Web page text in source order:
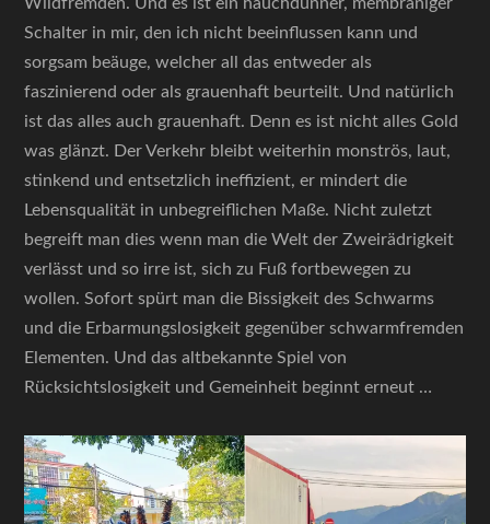
Wildfremden. Und es ist ein hauchdünner, membraniger
Schalter in mir, den ich nicht beeinflussen kann und
sorgsam beäuge, welcher all das entweder als
faszinierend oder als grauenhaft beurteilt. Und natürlich
ist das alles auch grauenhaft. Denn es ist nicht alles Gold
was glänzt. Der Verkehr bleibt weiterhin monströs, laut,
stinkend und entsetzlich ineffizient, er mindert die
Lebensqualität in unbegreiflichen Maße. Nicht zuletzt
begreift man dies wenn man die Welt der Zweirädrigkeit
verlässt und so irre ist, sich zu Fuß fortbewegen zu
wollen. Sofort spürt man die Bissigkeit des Schwarms
und die Erbarmungslosigkeit gegenüber schwarmfremden
Elementen. Und das altbekannte Spiel von
Rücksichtslosigkeit und Gemeinheit beginnt erneut …